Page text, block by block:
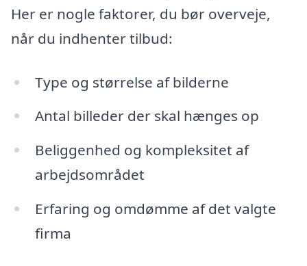
Her er nogle faktorer, du bør overveje,
når du indhenter tilbud:
Type og størrelse af bilderne
Antal billeder der skal hænges op
Beliggenhed og kompleksitet af
arbejdsområdet
Erfaring og omdømme af det valgte
firma